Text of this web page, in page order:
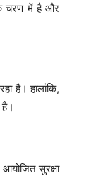
चरण में है और
है। हालांकि,
सुरक्षा